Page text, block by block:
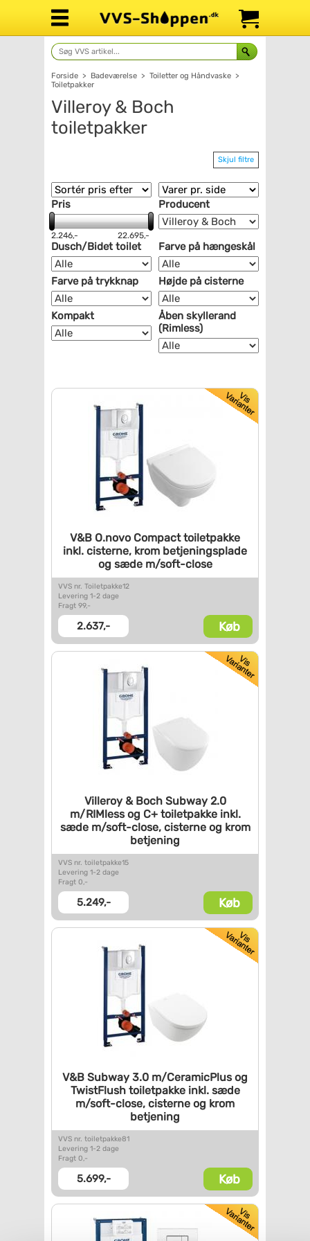
Forside > Badeværelse > Toiletter og Håndvaske >
Toiletpakker
Villeroy & Boch
toiletpakker
Skjul filtre
Pris
2.246,- 22.695,-
Producent
Dusch/Bidet toilet Farve på hængeskål
Farve på trykknap Højde på cisterne
Kompakt
Åben skyllerand
(Rimless)
V&B O.novo Compact toiletpakke
inkl. cisterne, krom betjeningsplade
og sædem/soft-close
VVS nr. Toiletpakke12
Levering 1-2 dage
Fragt 99,-
2.637,- Køb
Villeroy & Boch Subway 2.0
m/RIMless og C+ toiletpakkeinkl.
sæde m/soft-close,cisterne og krom
betjening
VVS nr. toiletpakke15
Levering 1-2 dage
Fragt 0,-
5.249,- Køb
V&B Subway 3.0 m/CeramicPlus og
TwistFlush toiletpakkeinkl. sæde
m/soft-close, cisterne og krom
betjening
VVS nr. toiletpakke81
Levering 1-2 dage
Fragt 0,-
5.699,- Køb